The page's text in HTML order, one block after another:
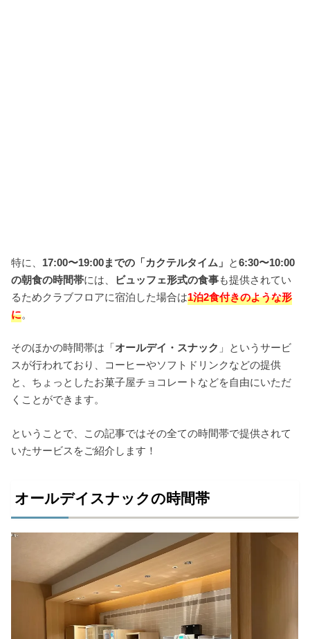
特に、 17:00〜19:00までの「カクテルタイム」 と6:30〜10:00
の朝食の時間帯には、 ビュッフェ形式の食事も提供されてい
るためクラブフロアに宿泊した場合は1泊2食付きのような形
に。
そのほかの時間帯は「 オールデイ・スナック 」というサービ
スが行われており、コーヒーやソフトドリンクなどの提供
と、ちょっとしたお菓子屋チョコレートなどを自由にいただ
くことができます。
ということで、この記事ではその全ての時間帯で提供されて
いたサービスをご紹介します！
オールデイスナックの時間帯